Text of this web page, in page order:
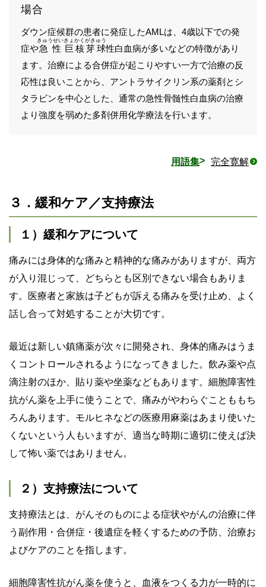
場合
ダウン症候群の患者に発症したAMLは、4歳以下での発
症や急性
きゅうせい
巨核
きょかく
芽球
がきゅう
性白血病が多いなどの特徴があり
ます。治療による合併症が起こりやすい一方で治療の反
応性は良いことから、アントラサイクリン系の薬剤とシ
タラビンを中心とした、通常の急性骨髄性白血病の治療
より強度を弱めた多剤併用化学療法を行います。
用語集 完全寛解
３．緩和ケア／支持療法
１）緩和ケアについて
痛みには身体的な痛みと精神的な痛みがありますが、両方
が入り混じって、どちらとも区別できない場合もありま
す。医療者と家族は子どもが訴える痛みを受け止め、よく
話し合って対処することが大切です。
最近は新しい鎮痛薬が次々に開発され、身体的痛みはうま
くコントロールされるようになってきました。飲み薬や点
滴注射のほか、貼り薬や坐薬などもあります。細胞障害性
抗がん薬を上手に使うことで、痛みがやわらぐことももち
ろんあります。モルヒネなどの医療用麻薬はあまり使いた
くないという人もいますが、適当な時期に適切に使えば決
して怖い薬ではありません。
２）支持療法について
支持療法とは、がんそのものによる症状やがんの治療に伴
う副作用・合併症・後遺症を軽くするための予防、治療お
よびケアのことを指します。
細胞障害性抗がん薬を使うと、血液をつくる力が一時的に